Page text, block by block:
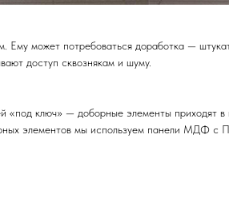
может потребоваться доработка —
доступ сквознякам и шуму.
«под ключ» — доборные элементы приходят в
элементов мы используем панели МДФ с